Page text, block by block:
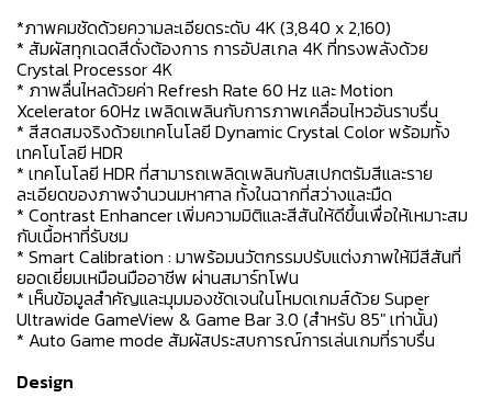
*ภาพคมชัดด้วยความละเอียดระดับ 4K (3,840 x 2,160)
* สัมผัสทุกเฉดสีดั่งต้องการ การอัปสเกล 4K ที่ทรงพลังด้วย
Crystal Processor 4K
* ภาพลื่นไหลด้วยค่า Refresh Rate 60 Hz และ Motion
Xcelerator 60Hz เพลิดเพลินกับการภาพเคลื่อนไหวอันราบรื่น
* สีสดสมจริงด้วยเทคโนโลยี Dynamic Crystal Color พร้อมทั้ง
เทคโนโลยี HDR
* เทคโนโลยี HDR ที่สามารถเพลิดเพลินกับสเปกตรัมสีและราย
ละเอียดของภาพจำนวนมหาศาล ทั้งในฉากที่สว่างและมืด
* Contrast Enhancer เพิ่มความมิติและสีสันให้ดีขึ้นเพื่อให้เหมาะสม
กับเนื้อหาที่รับชม
* Smart Calibration : มาพร้อมนวัตกรรมปรับแต่งภาพให้มีสีสันที่
ยอดเยี่ยมเหมือนมืออาชีพ ผ่านสมาร์ทโฟน
* เห็นข้อมูลสำคัญและมุมมองชัดเจนในโหมดเกมส์ด้วย Super
Ultrawide GameView & Game Bar 3.0 (สำหรับ 85" เท่านั้น)
* Auto Game mode สัมผัสประสบการณ์การเล่นเกมที่ราบรื่น
Design